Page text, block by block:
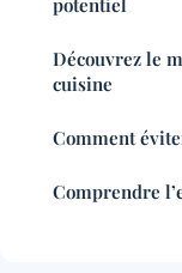
potentiel
Découvrez le
cuisine
Comment
Comprendre